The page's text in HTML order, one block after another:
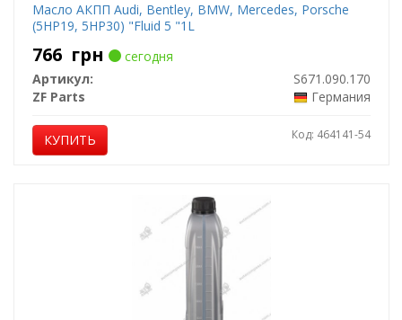
Масло АКПП Audi, Bentley, BMW, Mercedes, Porsche
(5HP19, 5HP30) "Fluid 5 "1L
766 грн
сегодня
Артикул:
S671.090.170
ZF Parts
Германия
КУПИТЬ Код: 464141-54